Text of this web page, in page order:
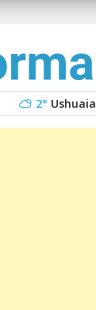
2° Ushuaia